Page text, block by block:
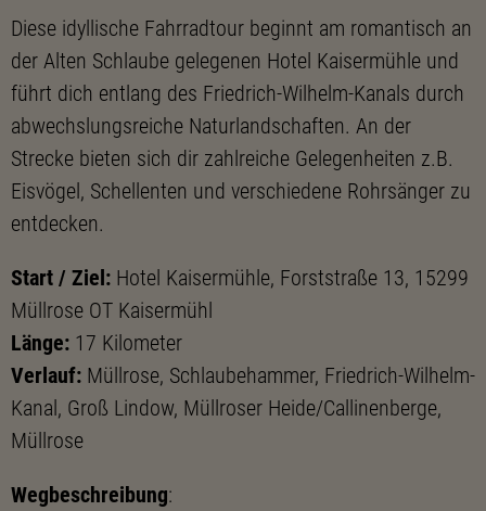
Diese idyllische Fahrradtour beginnt am romantisch an
der Alten Schlaube gelegenen Hotel Kaisermühle und
führt dich entlang des Friedrich-Wilhelm-Kanals durch
abwechslungsreiche Naturlandschaften. An der
Strecke bieten sich dir zahlreiche Gelegenheiten z.B.
Eisvögel, Schellenten und verschiedene Rohrsänger zu
entdecken.
Start / Ziel: Hotel Kaisermühle, Forststraße 13, 15299
Müllrose OT Kaisermühl
Länge: 17 Kilometer
Verlauf: Müllrose, Schlaubehammer, Friedrich-Wilhelm-
Kanal, Groß Lindow, Müllroser Heide/Callinenberge,
Müllrose
Wegbeschreibung: